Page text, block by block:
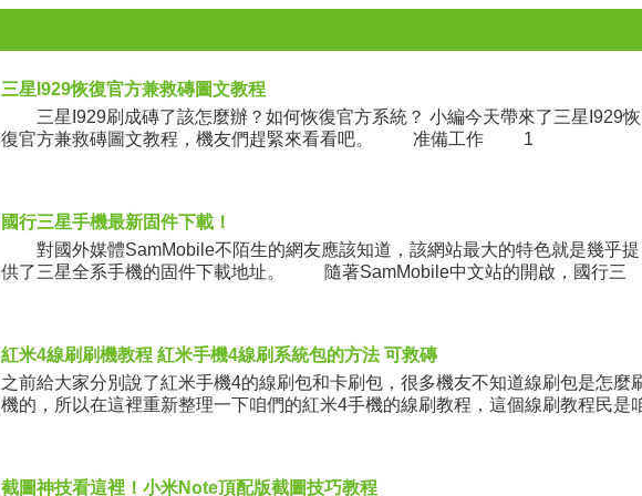
三星I929恢復官方兼救磚圖文教程
三星I929刷成磚了該怎麼辦？如何恢復官方系統？ 小編今天帶來了三星I929恢
復官方兼救磚圖文教程，機友們趕緊來看看吧。 准備工作 1
國行三星手機最新固件下載！
對國外媒體SamMobile不陌生的網友應該知道，該網站最大的特色就是幾乎提
供了三星全系手機的固件下載地址。 隨著SamMobile中文站的開啟，國行三
紅米4線刷刷機教程 紅米手機4線刷系統包的方法 可救磚
之前給大家分別說了紅米手機4的線刷包和卡刷包，很多機友不知道線刷包是怎麼
機的，所以在這裡重新整理一下咱們的紅米4手機的線刷教程，這個線刷教程民是
截圖神技看這裡！小米Note頂配版截圖技巧教程